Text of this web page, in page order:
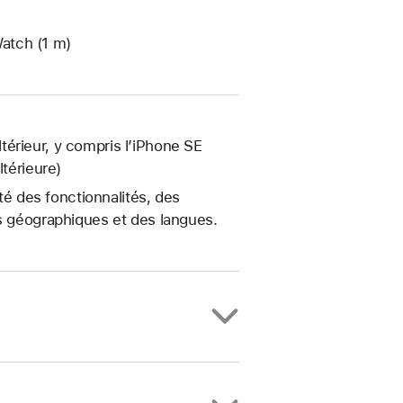
(1 m)
y compris l’iPhone SE
des fonctionnalités, des
et des langues.